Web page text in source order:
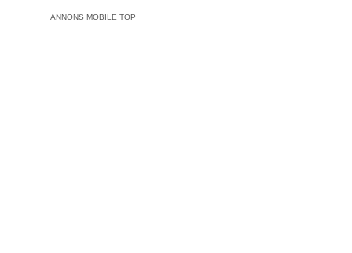
ANNONS MOBILE TOP